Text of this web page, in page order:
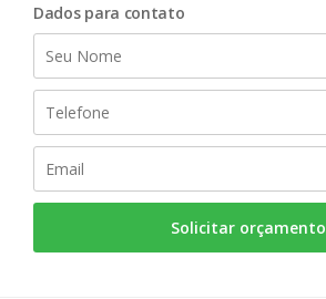
Dados para contato
Solicitar orçamento